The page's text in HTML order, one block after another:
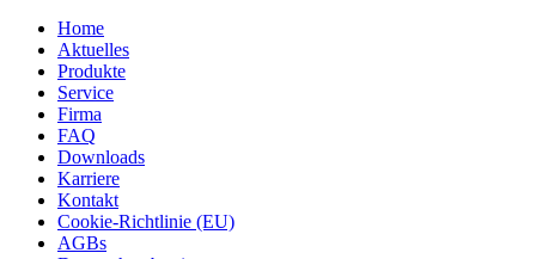
Home
Aktuelles
Produkte
Service
Firma
FAQ
Downloads
Karriere
Kontakt
Cookie-Richtlinie (EU)
AGBs